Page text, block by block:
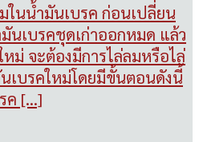
ในน้ำมันเบรค ก่อนเปลี่ยน
นเบรคชุดเก่าออกหมด แล้ว
ม่ จะต้องมีการไล่ลมห­รือไล่
เบรคใหม่โดยมีขั้นตอนดังนี้
ค [...]